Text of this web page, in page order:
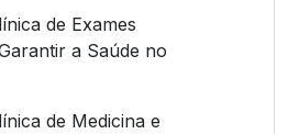
de Exames
a Saúde no
de Medicina e